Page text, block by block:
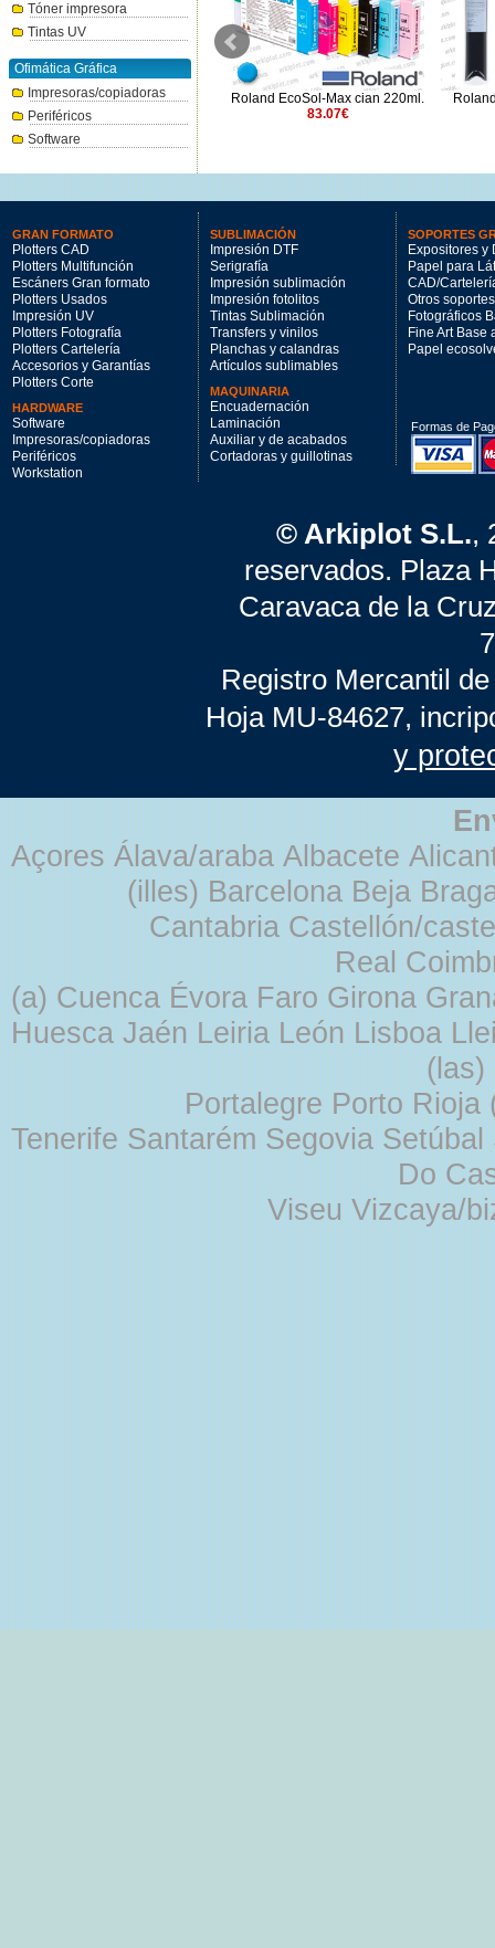
Tóner impresora
Tintas UV
Ofimática Gráfica
Impresoras/copiadoras
Periféricos
Software
Epson T45L900 rojo GS3
UltraChrome (1.5L)
202.99€
Roland EcoSol-Max cian 220ml.
83.07€
GRAN FORMATO
Plotters CAD
Plotters Multifunción
Escáners Gran formato
Plotters Usados
Impresión UV
Plotters Fotografía
Plotters Cartelería
Accesorios y Garantías
Plotters Corte
HARDWARE
Software
Impresoras/copiadoras
Periféricos
Workstation
SUBLIMACIÓN
Impresión DTF
Serigrafía
Impresión sublimación
Impresión fotolitos
Tintas Sublimación
Transfers y vinilos
Planchas y calandras
Artículos sublimables
MAQUINARIA
Encuadernación
Laminación
Auxiliar y de acabados
Cortadoras y guillotinas
SOPORTES
Expositores y
Papel para
CAD/
Otros soportes
Fotográficos
Fine Art Base
Papel
Formas de
© Arkiplot S.L.,
reservados. Plaza
Caravaca de la
Registro Mercantil
Hoja MU-84627,
y
Açores Álava/araba Albacete
(illes) Barcelona Beja
Cantabria Castellón/
Real
(a) Cuenca Évora Faro Girona
Huesca Jaén Leiria León Lisboa
Portalegre Porto
Tenerife Santarém Segovia
Do
Viseu Vizcaya/